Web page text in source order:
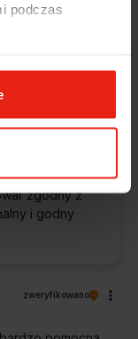
podczas
do mnie tak
obsługa
zgodny z
i godny
zweryfikowano